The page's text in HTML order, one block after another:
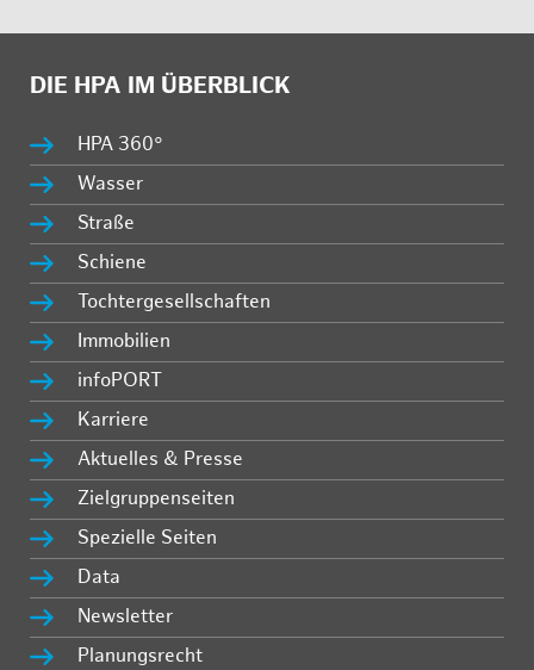
DIE HPA IM ÜBERBLICK
HPA 360°
Wasser
Straße
Schiene
Tochtergesellschaften
Immobilien
infoPORT
Karriere
Aktuelles & Presse
Zielgruppenseiten
Spezielle Seiten
Data
Newsletter
Planungsrecht